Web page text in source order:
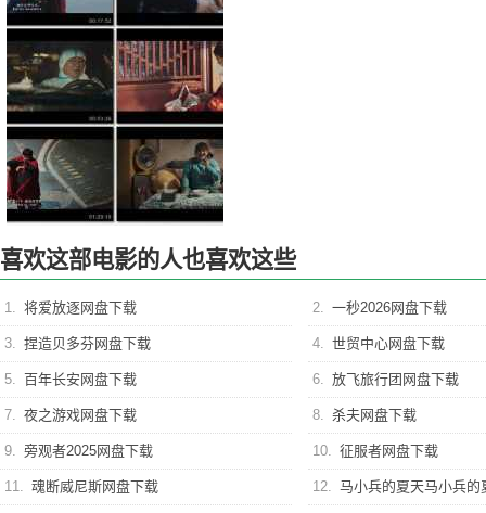
喜欢这部电影的人也喜欢这些
1. 将爱放逐网盘下载 2. 一秒2026网盘下载
3. 捏造贝多芬网盘下载 4. 世贸中心网盘下载
5. 百年长安网盘下载 6. 放飞旅行团网盘下载
7. 夜之游戏网盘下载 8. 杀夫网盘下载
9. 旁观者2025网盘下载 10. 征服者网盘下载
11. 魂断威尼斯网盘下载 12. 马小兵的夏天马小兵的